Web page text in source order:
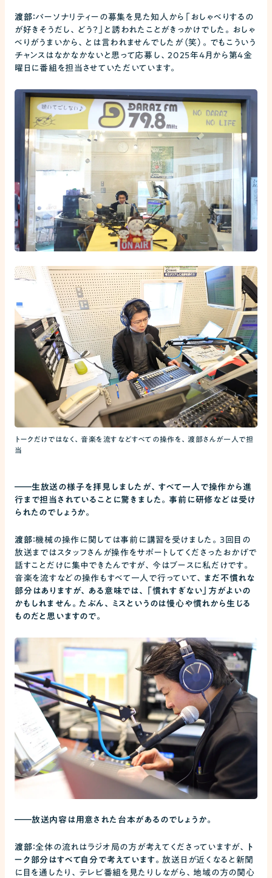
渡部：パーソナリティーの募集を見た知人から「おしゃべりするの
が好きそうだし、どう？」と誘われたことがきっかけでした。おしゃ
べりがうまいから、とは言われませんでしたが（笑）。でもこういう
チャンスはなかなかないと思って応募し、2025年4月から第4金
曜日に番組を担当させていただいています。
トークだけではなく、音楽を流すなどすべての操作を、渡部さんが一人で担
当
――生放送の様子を拝見しましたが、すべて一人で操作から進
行まで担当されていることに驚きました。事前に研修などは受け
られたのでしょうか。
渡部：機械の操作に関しては事前に講習を受けました。3回目の
放送まではスタッフさんが操作をサポートしてくださったおかげで
話すことだけに集中できたんですが、今はブースに私だけです。
音楽を流すなどの操作もすべて一人で行っていて、 まだ不慣れな
部分はありますが、ある意味では、「慣れすぎない」方がよいの
かもしれません。たぶん、ミスというのは慢心や慣れから生じる
ものだと思いますので。
――放送内容は用意された台本があるのでしょうか。
渡部：全体の流れはラジオ局の方が考えてくださっていますが、
ト
ーク部分はすべて自分で考えています。 放送日が近くなると新聞
に目を通したり、テレビ番組を見たりしながら、地域の方の関心